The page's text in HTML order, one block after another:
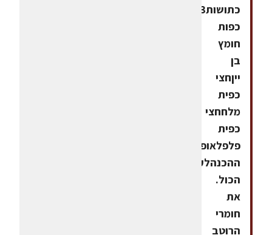
כתושות3
כפות
חומץ
בן
ייןחצי
כפית
מלחחצי
כפית
פלפלאופן
ההכנהלערבב
הכול.
את
חומרי
הרוטב